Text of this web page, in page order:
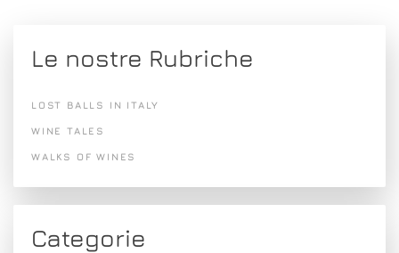
Le nostre Rubriche
LOST BALLS IN ITALY
WINE TALES
WALKS OF WINES
Categorie